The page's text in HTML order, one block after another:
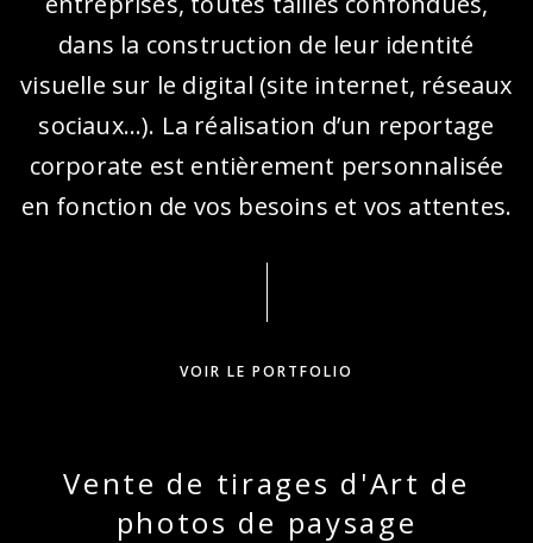
dans la construction de leur identité
visuelle sur le digital (site internet, réseaux
sociaux…). La réalisation d’un reportage
corporate est entièrement personnalisée
en fonction de vos besoins et vos attentes.
VOIR LE PORTFOLIO
Vente de tirages d'Art de
photos de paysage
mise en place de notre premier
Rdv. Spécialiste des photos dans le
GISÈLE D.